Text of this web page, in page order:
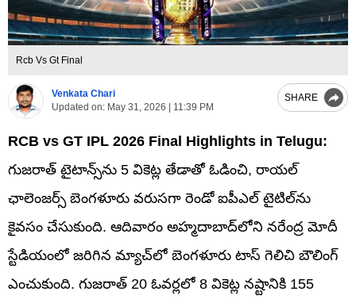
Rcb Vs Gt Final
Venkata Chari
Updated on: May 31, 2026 | 11:39 PM
SHARE
RCB vs GT IPL 2026 Final Highlights in Telugu:
గుజరాత్ టైటాన్స్‌ను 5 వికెట్ల తేడాతో ఓడించి, రాయల్
ఛాలెంజర్స్ బెంగళూరు వరుసగా రెండో ఐపీఎల్ టైటిల్‌ను
కైవసం చేసుకుంది. ఆదివారం అహ్మదాబాద్‌లోని నరేంద్ర మోదీ
స్టేడియంలో జరిగిన మ్యాచ్‌లో బెంగళూరు టాస్ గెలిచి బౌలింగ్
ఎంచుకుంది. గుజరాత్ 20 ఓవర్లలో 8 వికెట్ల నష్టానికి 155